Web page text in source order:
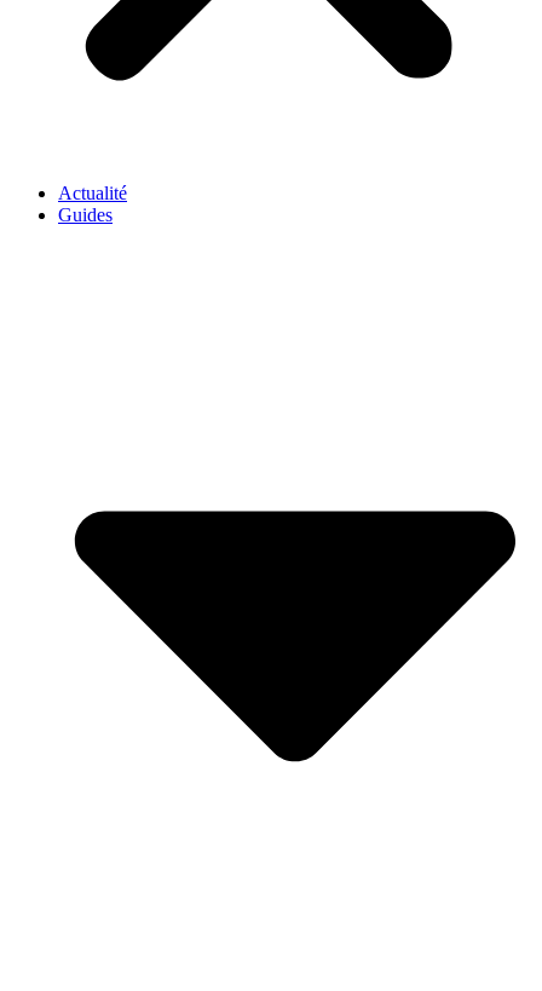
Actualité
Guides